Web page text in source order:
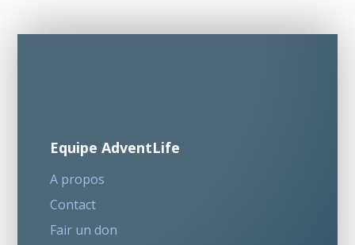
Equipe AdventLife
A propos
Contact
Fair un don